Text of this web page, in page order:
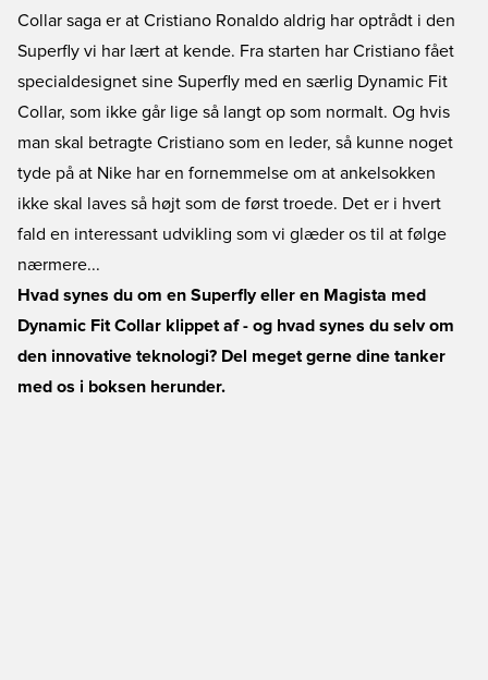
Collar saga er at Cristiano Ronaldo aldrig har optrådt i den
Superfly vi har lært at kende. Fra starten har Cristiano fået
specialdesignet sine Superfly med en særlig Dynamic Fit
Collar, som ikke går lige så langt op som normalt. Og hvis
man skal betragte Cristiano som en leder, så kunne noget
tyde på at Nike har en fornemmelse om at ankelsokken
ikke skal laves så højt som de først troede. Det er i hvert
fald en interessant udvikling som vi glæder os til at følge
nærmere...
Hvad synes du om en Superfly eller en Magista med
Dynamic Fit Collar klippet af - og hvad synes du selv om
den innovative teknologi? Del meget gerne dine tanker
med os i boksen herunder.